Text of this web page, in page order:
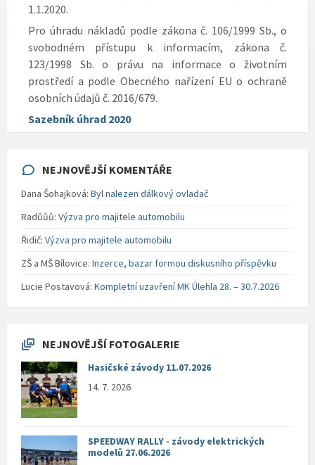
1.1.2020.
Pro úhradu nákladů podle zákona č. 106/1999 Sb., o
svobodném přístupu k informacím, zákona č.
123/1998 Sb. o právu na informace o životním
prostředí a podle Obecného nařízení EU o ochraně
osobních údajů č. 2016/679.
Sazebník úhrad 2020
NEJNOVĚJŠÍ KOMENTÁŘE
Dana Šohajková: Byl nalezen dálkový ovladač
Radůůů: Výzva pro majitele automobilu
Řidič: Výzva pro majitele automobilu
ZŠ a MŠ Bílovice: Inzerce, bazar formou diskusního příspěvku
Lucie Postavová: Kompletní uzavření MK Úlehla 28. – 30.7.2026
NEJNOVĚJŠÍ FOTOGALERIE
Hasičské závody 11.07.2026
14. 7. 2026
SPEEDWAY RALLY - závody elektrických
modelů 27.06.2026